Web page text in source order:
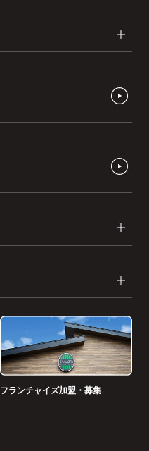
フランチャイズ加盟・募集